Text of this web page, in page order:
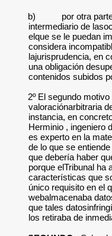
b)
por otra
intermediario de
elque se le puedan
considera
lajurisprudencia, en
una obligación
contenidos subidos
2º El segundo
valoraciónarbitraria
instancia, en
Herminio , ingeniero
es experto en la
de lo que se
que debería haber
porque elTribunal ha
características que
único requisito en el
webalmacenaba
que tales
los retiraba de